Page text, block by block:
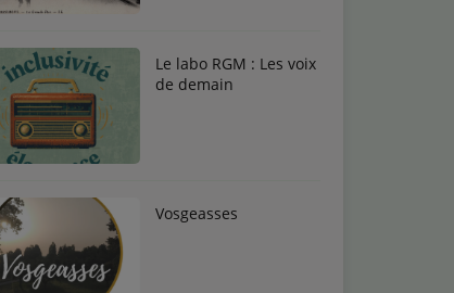
Le labo RGM : Les voix
de demain
Vosgeasses